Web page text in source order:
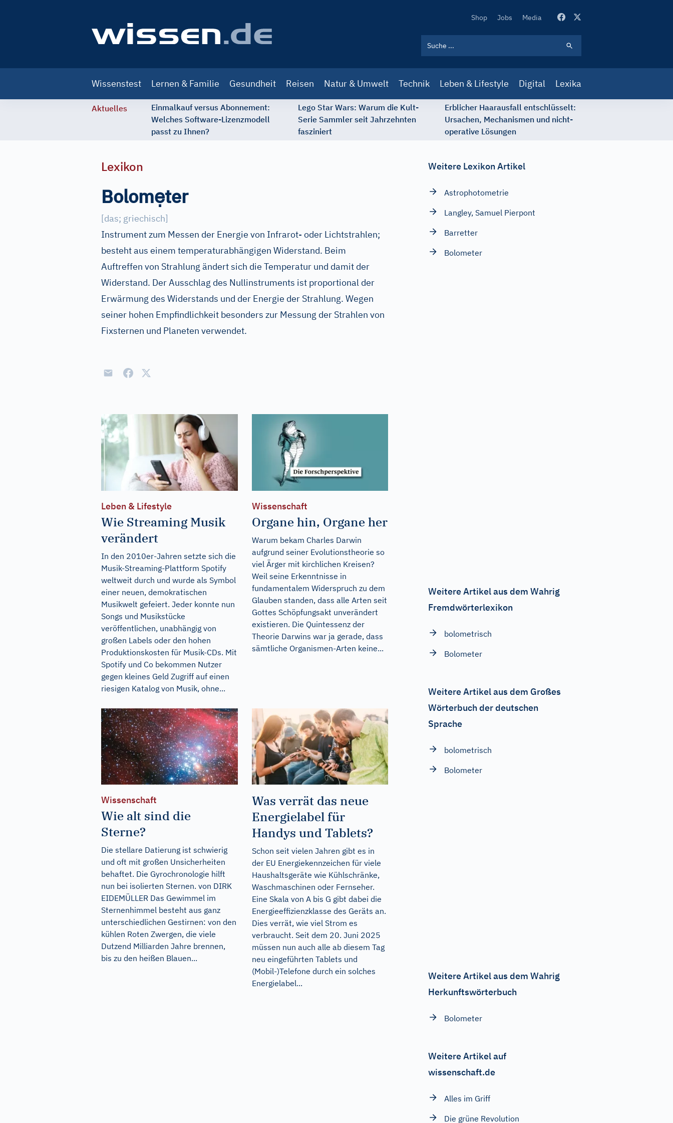
Secondary
Shop Jobs Media
navigation
Wissenstest Lernen & Familie Gesundheit Reisen Natur & Umwelt Technik Leben & Lifestyle Digital Lexika
Aktuelles
Einmalkauf versus Abonnement:
Welches Software-Lizenzmodell
passt zu Ihnen?
Lego Star Wars: Warum die Kult-
Serie Sammler seit Jahrzehnten
fasziniert
Erblicher Haarausfall entschlüsselt:
Ursachen, Mechanismen und nicht-
operative Lösungen
Lexikon
Bolomẹter
[das; griechisch]
Instrument zum Messen der Energie von Infrarot- oder Lichtstrahlen;
besteht aus einem temperaturabhängigen Widerstand. Beim
Auftreffen von Strahlung ändert sich die Temperatur und damit der
Widerstand. Der Ausschlag des Nullinstruments ist proportional der
Erwärmung des Widerstands und der Energie der Strahlung. Wegen
seiner hohen Empfindlichkeit besonders zur Messung der Strahlen von
Fixsternen und Planeten verwendet.
Leben & Lifestyle
Wie Streaming Musik
verändert
In den 2010er-Jahren setzte sich die
Musik-Streaming-Plattform Spotify
weltweit durch und wurde als Symbol
einer neuen, demokratischen
Musikwelt gefeiert. Jeder konnte nun
Songs und Musikstücke
veröffentlichen, unabhängig von
großen Labels oder den hohen
Produktionskosten für Musik-CDs. Mit
Spotify und Co bekommen Nutzer
gegen kleines Geld Zugriff auf einen
riesigen Katalog von Musik, ohne...
Wissenschaft
Organe hin, Organe her
Warum bekam Charles Darwin
aufgrund seiner Evolutionstheorie so
viel Ärger mit kirchlichen Kreisen?
Weil seine Erkenntnisse in
fundamentalem Widerspruch zu dem
Glauben standen, dass alle Arten seit
Gottes Schöpfungsakt unverändert
existieren. Die Quintessenz der
Theorie Darwins war ja gerade, dass
sämtliche Organismen-Arten keine...
Wissenschaft
Wie alt sind die
Sterne?
Die stellare Datierung ist schwierig
und oft mit großen Unsicherheiten
behaftet. Die Gyrochronologie hilft
nun bei isolierten Sternen. von DIRK
EIDEMÜLLER Das Gewimmel im
Sternenhimmel besteht aus ganz
unterschiedlichen Gestirnen: von den
kühlen Roten Zwergen, die viele
Dutzend Milliarden Jahre brennen,
bis zu den heißen Blauen...
Was verrät das neue
Energielabel für
Handys und Tablets?
Schon seit vielen Jahren gibt es in
der EU Energiekennzeichen für viele
Haushaltsgeräte wie Kühlschränke,
Waschmaschinen oder Fernseher.
Eine Skala von A bis G gibt dabei die
Energieeffizienzklasse des Geräts an.
Dies verrät, wie viel Strom es
verbraucht. Seit dem 20. Juni 2025
müssen nun auch alle ab diesem Tag
neu eingeführten Tablets und
(Mobil-)Telefone durch ein solches
Energielabel...
Weitere Lexikon Artikel
Astrophotometrie
Langley, Samuel Pierpont
Barretter
Bolometer
Weitere Artikel aus dem Wahrig
Fremdwörterlexikon
bolometrisch
Bolometer
Weitere Artikel aus dem Großes
Wörterbuch der deutschen
Sprache
bolometrisch
Bolometer
Weitere Artikel aus dem Wahrig
Herkunftswörterbuch
Bolometer
Weitere Artikel auf
wissenschaft.de
Alles im Griff
Die grüne Revolution